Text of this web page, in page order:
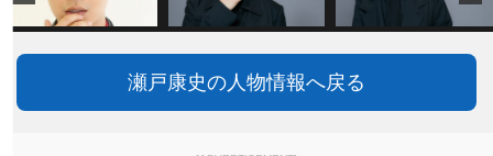
瀬戸康史の人物情報へ戻る